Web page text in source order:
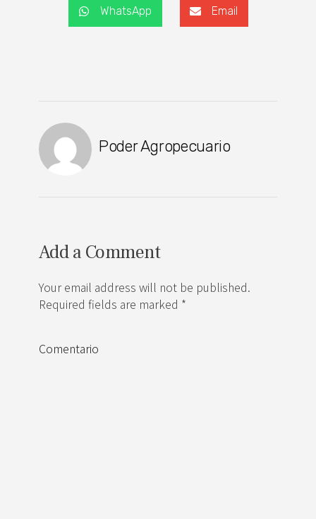
WhatsApp Email
Poder Agropecuario
Add a Comment
Your email address will not be published.
Required fields are marked *
Comentario